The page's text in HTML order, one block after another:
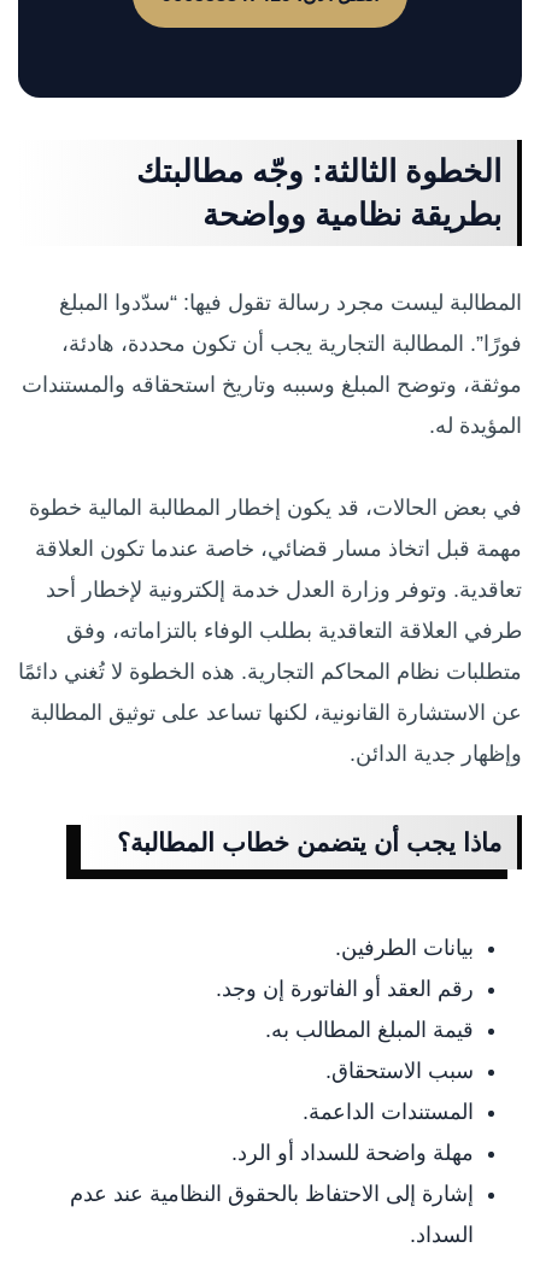
الخطوة الثالثة: وجّه مطالبتك
بطريقة نظامية وواضحة
المطالبة ليست مجرد رسالة تقول فيها: “سدّدوا المبلغ
فورًا”. المطالبة التجارية يجب أن تكون محددة، هادئة،
موثقة، وتوضح المبلغ وسببه وتاريخ استحقاقه والمستندات
المؤيدة له.
في بعض الحالات، قد يكون إخطار المطالبة المالية خطوة
مهمة قبل اتخاذ مسار قضائي، خاصة عندما تكون العلاقة
تعاقدية. وتوفر وزارة العدل خدمة إلكترونية لإخطار أحد
طرفي العلاقة التعاقدية بطلب الوفاء بالتزاماته، وفق
متطلبات نظام المحاكم التجارية. هذه الخطوة لا تُغني دائمًا
عن الاستشارة القانونية، لكنها تساعد على توثيق المطالبة
وإظهار جدية الدائن.
ماذا يجب أن يتضمن خطاب المطالبة؟
بيانات الطرفين.
رقم العقد أو الفاتورة إن وجد.
قيمة المبلغ المطالب به.
سبب الاستحقاق.
المستندات الداعمة.
مهلة واضحة للسداد أو الرد.
إشارة إلى الاحتفاظ بالحقوق النظامية عند عدم
السداد.